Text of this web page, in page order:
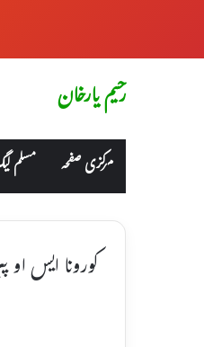
رحیم یارخان
مرکزی صفحہ مسلم
کورونا ایس او